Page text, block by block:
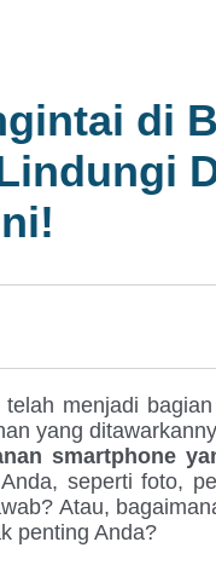
di
menjadi
yang
smartphone
seperti foto,
Atau,
penting Anda?